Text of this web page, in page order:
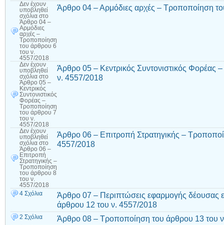
Δεν έχουν
υποβληθεί
σχόλια στο
Άρθρο 04 –
Αρμόδιες
αρχές –
Τροποποίηση
του άρθρου 6
του ν.
4557/2018
Άρθρο 04 – Αρμόδιες αρχές – Τροποποίηση
Δεν έχουν
υποβληθεί
σχόλια στο
Άρθρο 05 –
Κεντρικός
Συντονιστικός
Φορέας –
Τροποποίηση
του άρθρου 7
του ν.
4557/2018
Άρθρο 05 – Κεντρικός Συντονιστικός Φορέας
ν. 4557/2018
Δεν έχουν
υποβληθεί
σχόλια στο
Άρθρο 06 –
Επιτροπή
Στρατηγικής –
Τροποποίηση
του άρθρου 8
του ν.
4557/2018
Άρθρο 06 – Επιτροπή Στρατηγικής –
4557/2018
4 Σχόλια
Άρθρο 07 – Περιπτώσεις εφαρμογής δέουσας
άρθρου 12 του ν. 4557/2018
2 Σχόλια Άρθρο 08 – Τροποποίηση του άρθρου 13 του